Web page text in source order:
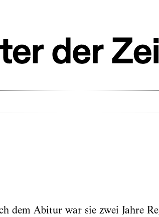
dem Abitur war sie zwei Jahre